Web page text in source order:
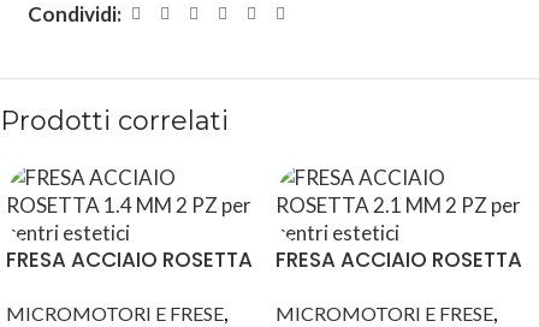
Condividi:
Prodotti correlati
FRESA ACCIAIO ROSETTA
MICROMOTORI E FRESE,
FRESA ACCIAIO ROSETTA
MICROMOTORI E FRESE,